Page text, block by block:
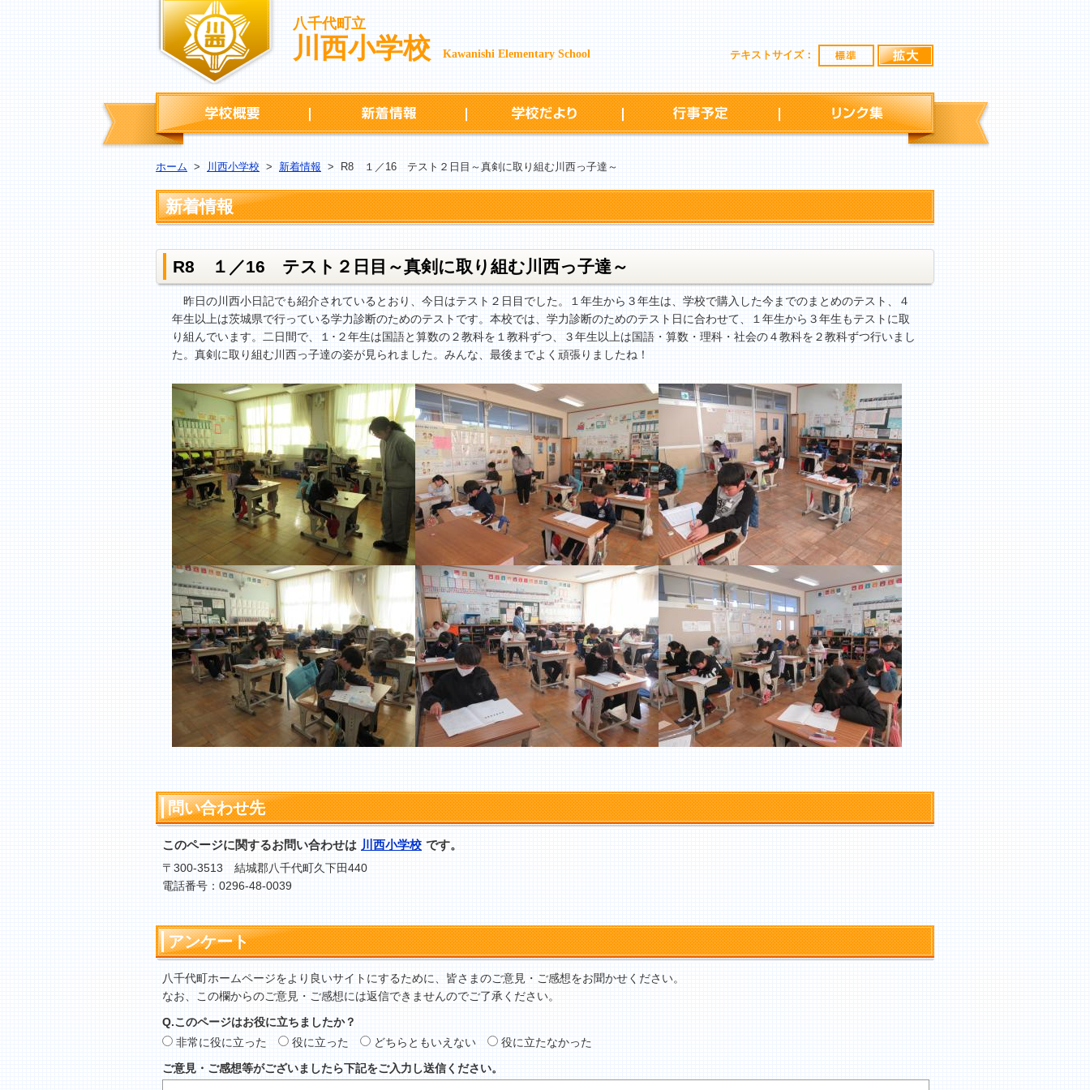
八千代町立
川西小学校 Kawanishi Elementary School テキストサイズ： 標準
学校概要 新着情報 学校だより 行事予定 リンク集
ホーム > 川西小学校 > 新着情報 > R8 １／16 テスト２日目～真剣に取り組む川西っ子達～
新着情報
R8 １／16 テスト２日目～真剣に取り組む川西っ子達～
昨日の川西小日記でも紹介されているとおり、今日はテスト２日目でした。１年生から３年生は、学校で購入した今までのまとめのテスト、４
年生以上は茨城県で行っている学力診断のためのテストです。本校では、学力診断のためのテスト日に合わせて、１年生から３年生もテストに取
り組んでいます。二日間で、１･２年生は国語と算数の２教科を１教科ずつ、３年生以上は国語・算数・理科・社会の４教科を２教科ずつ行いまし
た。真剣に取り組む川西っ子達の姿が見られました。みんな、最後までよく頑張りましたね！
問い合わせ先
このページに関するお問い合わせは 川西小学校 です。
〒300-3513 結城郡八千代町久下田440
電話番号：0296-48-0039
アンケート
八千代町ホームページをより良いサイトにするために、皆さまのご意見・ご感想をお聞かせください。
なお、この欄からのご意見・ご感想には返信できませんのでご了承ください。
Q.このページはお役に立ちましたか？
非常に役に立った
役に立った どちらともいえない
役に立たなかった
ご意見・ご感想等がございましたら下記をご入力し送信ください。